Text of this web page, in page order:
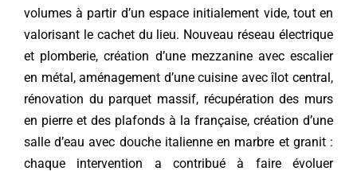
volumes à partir d’un espace initialement vide, tout en
valorisant le cachet du lieu. Nouveau réseau électrique
et plomberie, création d’une mezzanine avec escalier
en métal, aménagement d’une cuisine avec îlot central,
rénovation du parquet massif, récupération des murs
en pierre et des plafonds à la française, création d’une
salle d’eau avec douche italienne en marbre et granit :
chaque intervention a contribué à faire évoluer